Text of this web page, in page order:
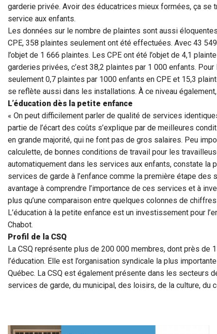
garderie privée. Avoir des éducatrices mieux formées, ça se
service aux enfants.
Les données sur le nombre de plaintes sont aussi
CPE, 358 plaintes seulement ont été effectuées. Avec 43
l’objet de 1 666 plaintes. Les CPE ont été l’objet de 4,1
garderies privées, c’est 38,2 plaintes par 1 000 enfants.
seulement 0,7 plaintes par 1000 enfants en CPE et 15,3
se reflète aussi dans les installations. À ce niveau
L’éducation dès la petite enfance
« On peut difficilement parler de qualité de services
partie de l’écart des coûts s’explique par de meilleures
en grande majorité, qui ne font pas de gros salaires. Peu
calculette, de bonnes conditions de travail pour les
automatiquement dans les services aux enfants, constate la
services de garde à l’enfance comme la première étape des
avantage à comprendre l’importance de ces services et à
plus qu’une comparaison entre quelques colonnes de
L’éducation à la petite enfance est un investissement pour
Chabot.
Profil de la CSQ
La CSQ représente plus de 200 000 membres, dont près de
l’éducation. Elle est l’organisation syndicale la plus
Québec. La CSQ est également présente dans les secteurs
services de garde, du municipal, des loisirs, de la culture, du